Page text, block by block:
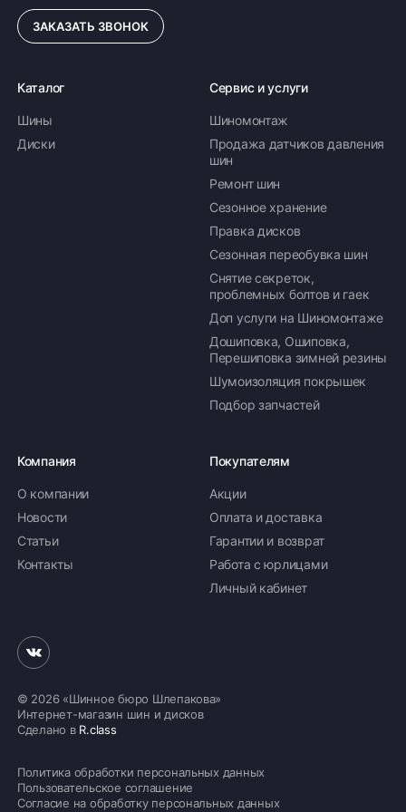
215/55 R18 99V
7 598 ₽
30 392 ₽ комплект
ЗАКАЗАТЬ ЗВОНОК
Каталог
Шины
Диски
Сервис и услуги
Шиномонтаж
Продажа датчиков давления
шин
Ремонт шин
Сезонное хранение
Правка дисков
Сезонная переобувка шин
Снятие секреток,
проблемных болтов и гаек
Доп услуги на Шиномонтаже
Дошиповка, Ошиповка,
Перешиповка зимней резины
Шумоизоляция покрышек
Подбор запчастей
Компания
О компании
Новости
Статьи
Контакты
Покупателям
Акции
Оплата и доставка
Гарантии и возврат
Работа с юрлицами
Личный кабинет
© 2026 «Шинное бюро Шлепакова»
Интернет-магазин шин и дисков
Сделано в R.class
Политика обработки персональных данных
Пользовательское соглашение
Согласие на обработку персональных данных